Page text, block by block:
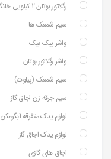
رگلاتور بوتان 2 کیلویی خانگی
سیم شمعک ها
واشر پیک نیک
واشر رگلاتور بوتان
سیم شمعک (پیلوت)
سیم جرقه زن اجاق گاز
لوازم یدک متفرقه آبگرمکن
لوازم یدک اجاق گاز
اجاق های گازی